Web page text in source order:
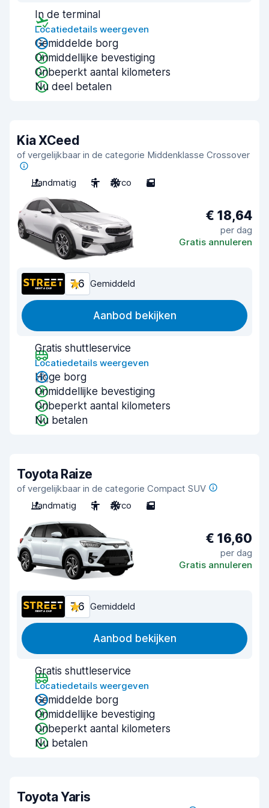
In de terminal
Locatiedetails weergeven
Gemiddelde borg
Onmiddellijke bevestiging
Onbeperkt aantal kilometers
Nu deel betalen
Kia XCeed
of vergelijkbaar in de categorie Middenklasse Crossover
Handmatig 5 Airco 5
€ 18,64
per dag
Gratis annuleren
7,6 Gemiddeld
Aanbod bekijken
Gratis shuttleservice
Locatiedetails weergeven
Hoge borg
Onmiddellijke bevestiging
Onbeperkt aantal kilometers
Nu betalen
Toyota Raize
of vergelijkbaar in de categorie Compact SUV
Handmatig
5 Airco 5
€ 16,60
per dag
Gratis annuleren
7,6 Gemiddeld
Aanbod bekijken
Gratis shuttleservice
Locatiedetails weergeven
Gemiddelde borg
Onmiddellijke bevestiging
Onbeperkt aantal kilometers
Nu betalen
Toyota Yaris